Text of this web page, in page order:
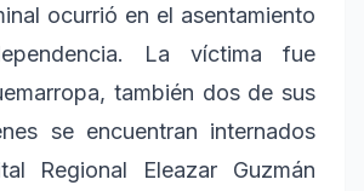
ocurrió en el asentamiento
La víctima fue
también dos de sus
se encuentran internados
Regional Eleazar Guzmán